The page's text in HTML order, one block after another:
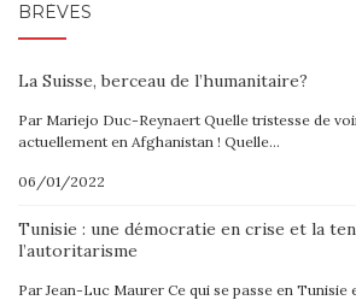
BRÈVES
La Suisse, berceau de l’humanitaire?
Par Mariejo Duc-Reynaert Quelle tristesse de
actuellement en Afghanistan ! Quelle…
06/01/2022
Tunisie : une démocratie en crise et la
l’autoritarisme
Par Jean-Luc Maurer Ce qui se passe en Tunisie